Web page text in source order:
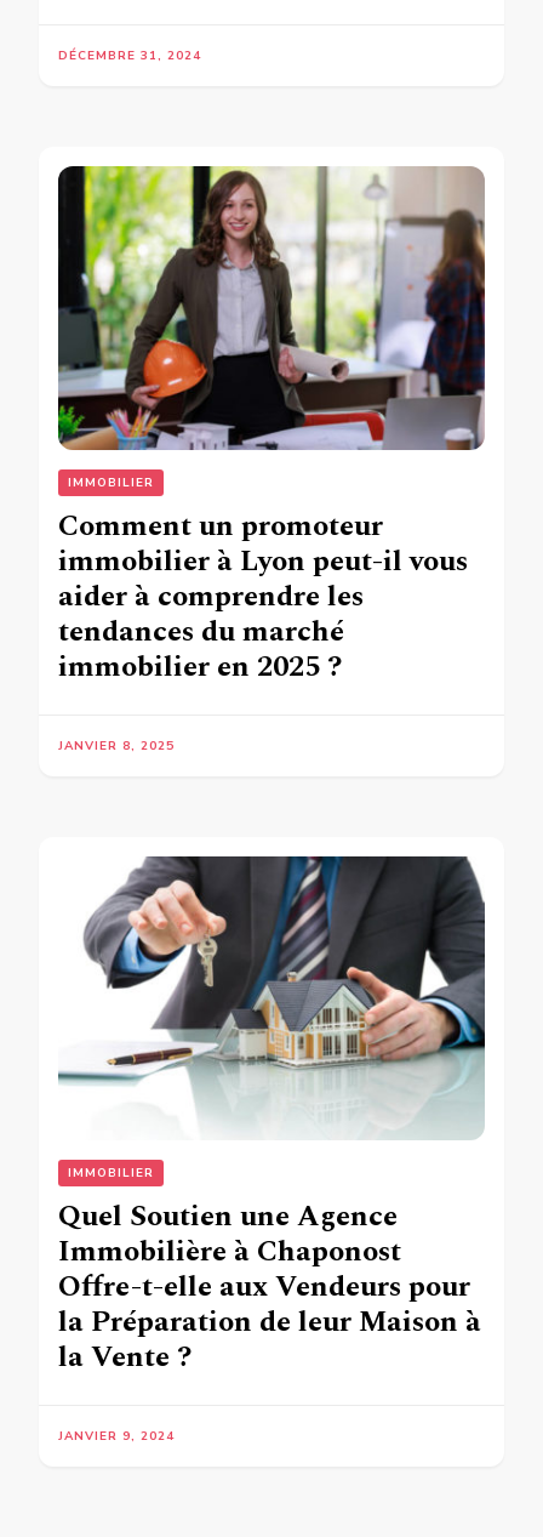
DÉCEMBRE 31, 2024
IMMOBILIER
Comment un promoteur
immobilier à Lyon peut-il vous
aider à comprendre les
tendances du marché
immobilier en 2025 ?
JANVIER 8, 2025
IMMOBILIER
Quel Soutien une Agence
Immobilière à Chaponost
Offre-t-elle aux Vendeurs pour
la Préparation de leur Maison à
la Vente ?
JANVIER 9, 2024